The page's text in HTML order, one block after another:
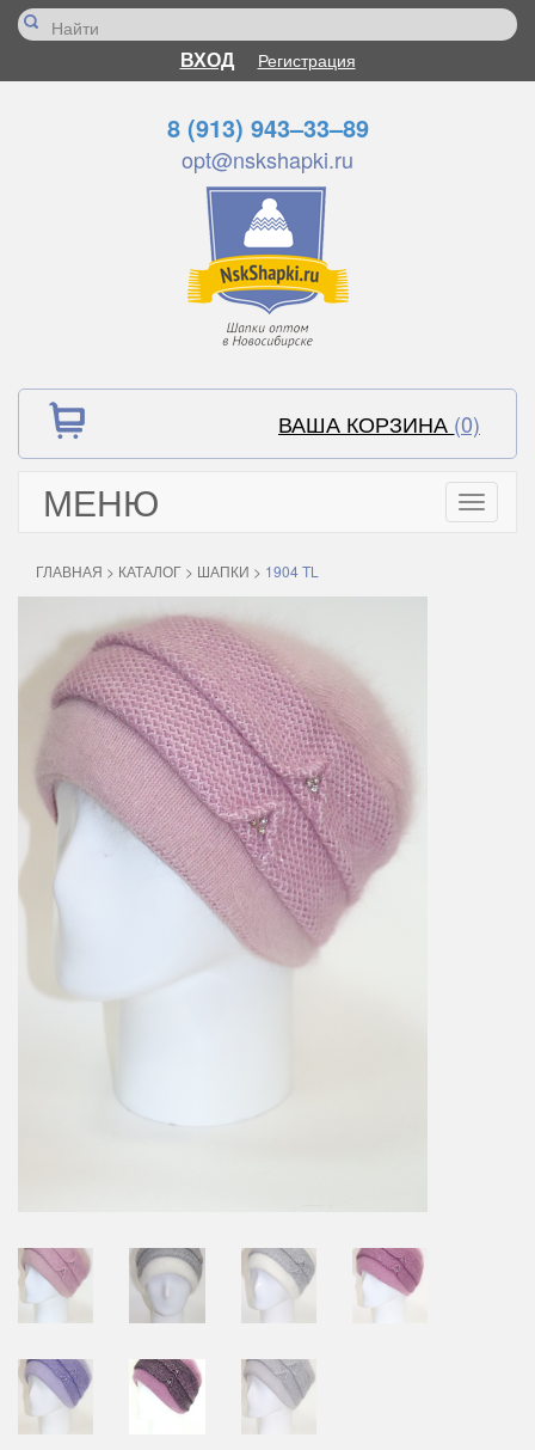
ВХОД Регистрация
8 (913) 943–33–89
opt@nskshapki.ru
ВАША КОРЗИНА (0)
МЕНЮ
Toggle
ГЛАВНАЯ > КАТАЛОГ > ШАПКИ > 1904 TL